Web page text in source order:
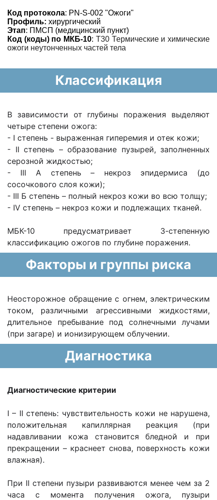
Код протокола: PN-S-002 "Ожоги"
Профиль: хирургический
Этап: ПМСП (медицинский пункт)
Код (коды) по МКБ-10: Т30 Термические и химические
ожоги неутонченных частей тела
Классификация
В зависимости от глубины поражения выделяют
четыре степени ожога:
- I степень - выраженная гиперемия и отек кожи;
- II степень – образование пузырей, заполненных
серозной жидкостью;
- III А степень – некроз эпидермиса (до
сосочкового слоя кожи);
- III Б степень – полный некроз кожи во всю толщу;
- IV степень – некроз кожи и подлежащих тканей.
МБК-10 предусматривает 3-степенную
классификацию ожогов по глубине поражения.
Факторы и группы риска
Неосторожное обращение с огнем, электрическим
током, различными агрессивными жидкостями,
длительное пребывание под солнечными лучами
(при загаре) и ионизирующем облучении.
Диагностика
Диагностические критерии
I – II степень: чувствительность кожи не нарушена,
положительная капиллярная реакция (при
надавливании кожа становится бледной и при
прекращении – краснеет снова, поверхность кожи
влажная).
При II степени пузыри развиваются менее чем за 2
часа с момента получения ожога, пузыри